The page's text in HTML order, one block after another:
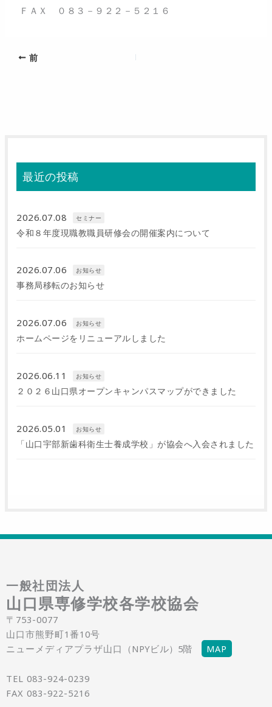
ＦＡＸ ０８３－９２２－５２１６
前
最近の投稿
2026.07.08 セミナー
令和８年度現職教職員研修会の開催案内について
2026.07.06 お知らせ
事務局移転のお知らせ
2026.07.06 お知らせ
ホームページをリニューアルしました
2026.06.11 お知らせ
２０２６山口県オープンキャンパスマップができました
2026.05.01 お知らせ
「山口宇部新歯科衛生士養成学校」が協会へ入会されました
一般社団法人
山口県専修学校各学校協会
〒753-0077
山口市熊野町1番10号
ニューメディアプラザ山口 （NPYビル）5階 MAP
TEL 083-924-0239
FAX 083-922-5216